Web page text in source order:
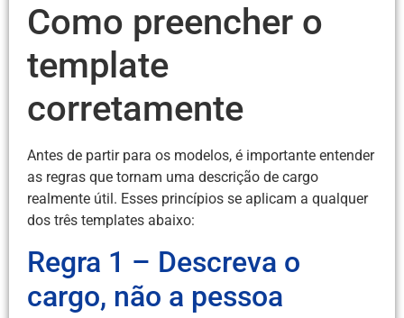
Como preencher o
template
corretamente
Antes de partir para os modelos, é importante entender
as regras que tornam uma descrição de cargo
realmente útil. Esses princípios se aplicam a qualquer
dos três templates abaixo:
Regra 1 – Descreva o
cargo, não a pessoa